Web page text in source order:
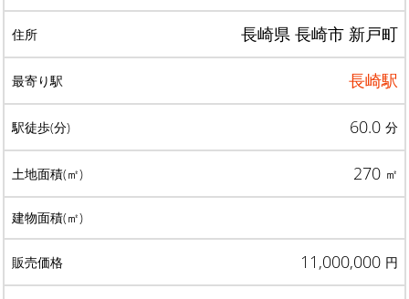
長崎県 長崎市 新戸町
長崎駅
60.0 分
270 ㎡
11,000,000 円